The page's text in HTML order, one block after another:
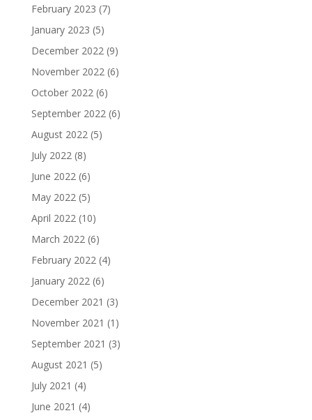
February 2023 (7)
January 2023 (5)
December 2022(9)
November 2022(6)
October 2022(6)
September 2022(6)
August 2022(5)
July 2022(8)
June 2022(6)
May 2022(5)
April 2022(10)
March 2022(6)
February 2022(4)
January 2022(6)
December 2021 (3)
November 2021 (1)
September 2021 (3)
August 2021 (5)
July 2021 (4)
June 2021 (4)